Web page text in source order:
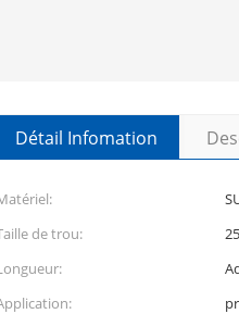
Détail Infomation
de trou: